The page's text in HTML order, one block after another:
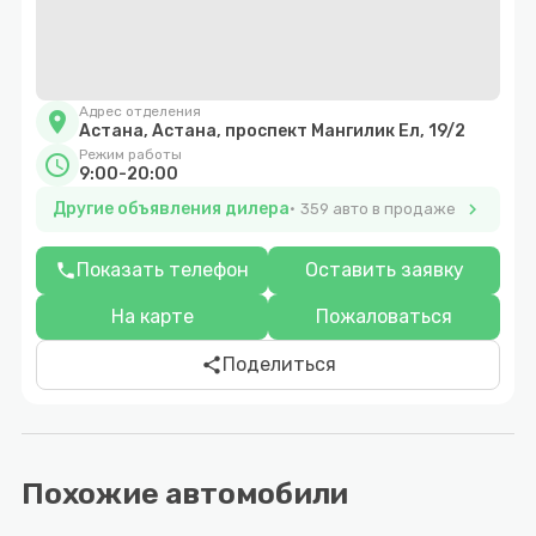
location_on Адрес отделения
Астана, Астана, проспект Мангилик Ел, 19/2
schedule Режим работы
9:00-20:00
Другие объявления дилера
359 авто в продаже chevron_right
phoneПоказать телефон Оставить заявку
На карте Пожаловаться
shareПоделиться
Похожие автомобили